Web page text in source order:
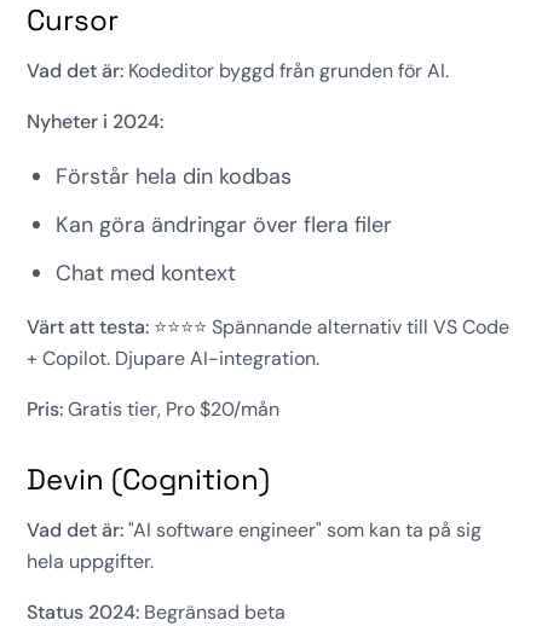
Cursor
Vad det är: Kodeditor byggd från grunden för AI.
Nyheter i 2024:
Förstår hela din kodbas
Kan göra ändringar över flera filer
Chat med kontext
Värt att testa: ⭐⭐⭐⭐ Spännande alternativ till VS Code
+ Copilot. Djupare AI-integration.
Pris:Gratis tier, Pro $20/mån
Devin (Cognition)
Vad det är:"AI software engineer" som kan ta på sig
hela uppgifter.
Status 2024: Begränsad beta